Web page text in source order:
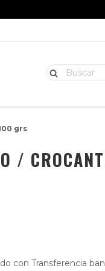
grs
/
con Transferencia